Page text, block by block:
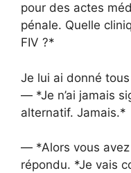
pour des actes
pénale. Quelle
FIV ?*
Je lui ai donné
— *Je n’ai jamais
alternatif. Jamais.*
— *Alors vous
répondu. *Je vais